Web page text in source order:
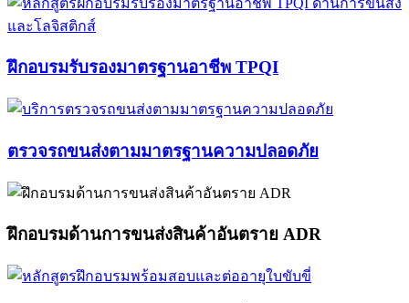
ฝึกอบรมรับรองมาตรฐานอาชีพ TPQI​
ตรวจรถขนส่งตามมาตรฐานความปลอดภัย​
ฝึกอบรมด้านการขนส่งสินค้าอันตราย ADR​